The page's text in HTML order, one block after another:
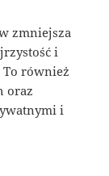
zmniejsza
i
To również
oraz
i